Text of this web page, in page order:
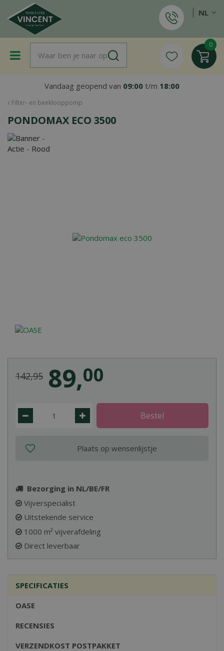
a
Filter- en beeklooppomp
Vandaag geopend van 09:00 t/m 18:00
NL
PONDOMAX ECO 3500
142,95 89,00
Bezorging in NL/BE/FR
Vijverspecialist
Uitstekende service
1000 m² vijverafdeling
Direct leverbaar
SPECIFICATIES
OASE
RECENSIES
VERZENDKOST POSTPAKKET